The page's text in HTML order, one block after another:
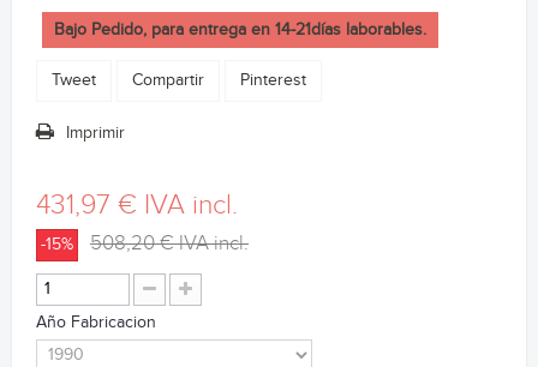
Bajo Pedido, para entrega en 14-21días laborables.
Tweet Compartir Pinterest
Imprimir
431,97 € IVA incl.
-15% 508,20 €IVA incl.
Año Fabricacion